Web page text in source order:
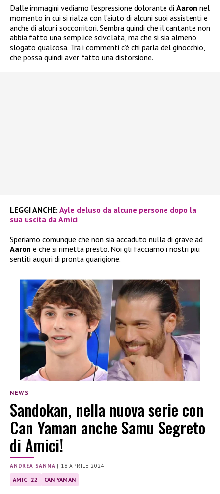
Dalle immagini vediamo l’espressione dolorante di Aaron nel
momento in cui si rialza con l’aiuto di alcuni suoi assistenti e
anche di alcuni soccorritori. Sembra quindi che il cantante non
abbia fatto una semplice scivolata, ma che si sia almeno
slogato qualcosa. Tra i commenti c’è chi parla del ginocchio,
che possa quindi aver fatto una distorsione.
LEGGI ANCHE: Ayle deluso da alcune persone dopo la
sua uscita da Amici
Speriamo comunque che non sia accaduto nulla di grave ad
Aaron e che si rimetta presto. Noi gli facciamo i nostri più
sentiti auguri di pronta guarigione.
NEWS
Sandokan, nella nuova serie con
Can Yaman anche Samu Segreto
di Amici!
ANDREA SANNA | 18 APRILE 2024
AMICI 22 CAN YAMAN